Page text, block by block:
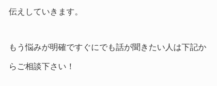
伝えしていきます。
もう悩みが明確ですぐにでも話が聞きたい人は下記か
らご相談下さい！